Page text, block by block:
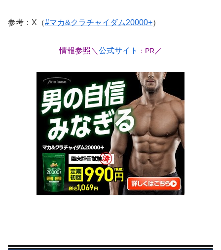
参考：X（#マカ&クラチャイダム20000+）
情報参照＼ 公式サイト ：PR ／